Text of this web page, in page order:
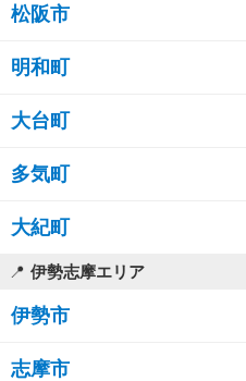
松阪市
明和町
大台町
多気町
大紀町
伊勢志摩エリア
伊勢市
志摩市